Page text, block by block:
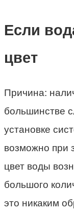
Если
цвет
Причина:
большинстве
установке
возможно при
цвет воды
большого
это никаким